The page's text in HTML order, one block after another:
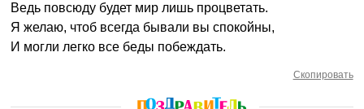
Ведь повсюду будет мир лишь процветать.
Я желаю, чтоб всегда бывали вы спокойны,
И могли легко все беды побеждать.
Скопировать